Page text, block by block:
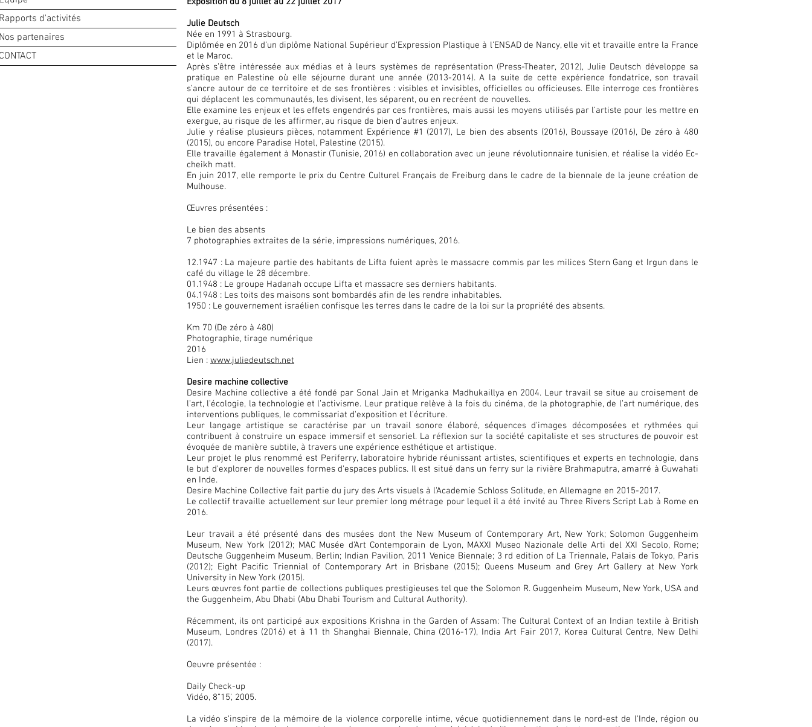
Julie Deutsch
Née en 1991 à Strasbourg.
Diplômée en 2016 d’un diplôme National Supérieur d’Expression Plastique à l’ENSAD de Nancy, elle vit et travaille entre la France
et le Maroc.
Après s’être intéressée aux médias et à leurs systèmes de représentation (Press-Theater, 2012), Julie Deutsch développe sa
pratique en Palestine où elle séjourne durant une année (2013-2014). A la suite de cette expérience fondatrice, son travail
s’ancre autour de ce territoire et de ses frontières : visibles et invisibles, officielles ou officieuses. Elle interroge ces frontières
qui déplacent les communautés, les divisent, les séparent, ou en recréent de nouvelles.
Elle examine les enjeux et les effets engendrés par ces frontières, mais aussi les moyens utilisés par l’artiste pour les mettre en
exergue, au risque de les affirmer, au risque de bien d’autres enjeux.
Julie y réalise plusieurs pièces, notamment Expérience #1 (2017), Le bien des absents (2016), Boussaye (2016), De zéro à 480
(2015), ou encore Paradise Hotel, Palestine (2015).
Elle travaille également à Monastir (Tunisie, 2016) en collaboration avec un jeune révolutionnaire tunisien, et réalise la vidéo Ec-
cheikh matt.
En juin 2017, elle remporte le prix du Centre Culturel Français de Freiburg dans le cadre de la biennale de la jeune création de
Mulhouse.
Œuvres présentées :
Le bien des absents
7 photographies extraites de la série, impressions numériques, 2016.
12.1947 : La majeure partie des habitants de Lifta fuient après le massacre commis par les milices Stern Gang et Irgun dans le
café du village le 28 décembre.
01.1948 : Le groupe Hadanah occupe Lifta et massacre ses derniers habitants.
04.1948 : Les toits des maisons sont bombardés afin de les rendre inhabitables.
1950 : Le gouvernement israélien confisque les terres dans le cadre de la loi sur la propriété des absents.
Km 70 (De zéro à 480)
Photographie, tirage numérique
2016
Lien : www.juliedeutsch.net
Desire machine collective
Desire Machine collective a été fondé par Sonal Jain et Mriganka Madhukaillya en 2004. Leur travail se situe au croisement de
l’art, l’écologie, la technologie et l’activisme. Leur pratique relève à la fois du cinéma, de la photographie, de l’art numérique, des
interventions publiques, le commissariat d'exposition et l’écriture.
Leur langage artistique se caractérise par un travail sonore élaboré, séquences d'images décomposées et rythmées qui
contribuent à construire un espace immersif et sensoriel. La réflexion sur la société capitaliste et ses structures de pouvoir est
évoquée de manière subtile, à travers une expérience esthétique et artistique.
Leur projet le plus renommé est Periferry, laboratoire hybride réunissant artistes, scientifiques et experts en technologie, dans
le but d'explorer de nouvelles formes d'espaces publics. Il est situé dans un ferry sur la rivière Brahmaputra, amarré à Guwahati
en Inde.
Desire Machine Collective fait partie du jury des Arts visuels à l'Academie Schloss Solitude, en Allemagne en 2015-2017.
Le collectif travaille actuellement sur leur premier long métrage pour lequel il a été invité au Three Rivers Script Lab à Rome en
2016.
Leur travail a été présenté dans des musées dont the New Museum of Contemporary Art, New York; Solomon Guggenheim
Museum, New York (2012); MAC Musée d’Art Contemporain de Lyon, MAXXI Museo Nazionale delle Arti del XXI Secolo, Rome;
Deutsche Guggenheim Museum, Berlin; Indian Pavilion, 2011 Venice Biennale; 3 rd edition of La Triennale, Palais de Tokyo, Paris
(2012); Eight Pacific Triennial of Contemporary Art in Brisbane (2015); Queens Museum and Grey Art Gallery at New York
University in New York (2015).
Leurs œuvres font partie de collections publiques prestigieuses tel que the Solomon R. Guggenheim Museum, New York, USA and
the Guggenheim, Abu Dhabi (Abu Dhabi Tourism and Cultural Authority).
Récemment, ils ont participé aux expositions Krishna in the Garden of Assam: The Cultural Context of an Indian textile à British
Museum, Londres (2016) et à 11 th Shanghai Biennale, China (2016-17), India Art Fair 2017, Korea Cultural Centre, New Delhi
(2017).
Oeuvre présentée :
Daily Check-up
Vidéo, 8”15’, 2005.
La vidéo s'inspire de la mémoire de la violence corporelle intime, vécue quotidiennement dans le nord-est de l'Inde, région ou
d'activités
partenaires